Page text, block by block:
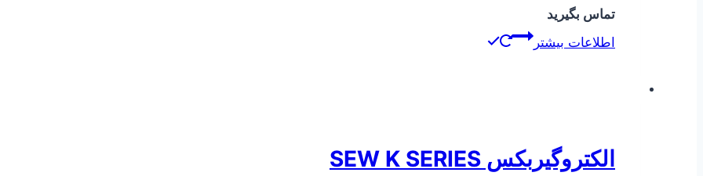
تماس بگیرید
اطلاعات بیشتر
الکتروگیربکس SEW K SERIES